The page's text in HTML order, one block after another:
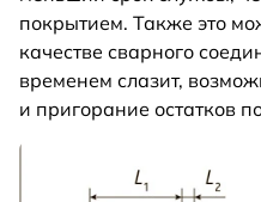
покрытием. Также это
качестве сварного
временем слазит,
и пригорание остатков